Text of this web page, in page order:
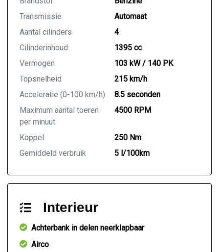
Transmissie
Automaat
Aantal cilinders
4
Cilinderinhoud
1395 cc
Vermogen
103 kW / 140 PK
Topsnelheid
215 km/h
Acceleratie (0-100 km/h)
8.5 seconden
Maximum aantal toeren
per minuut
4500 RPM
Koppel
250 Nm
Gemiddeld verbruik
5 l/100km
Interieur
Achterbank in delen neerklapbaar
Airco